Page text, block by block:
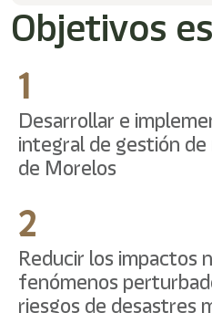
Objetivos
1
Desarrollar e
integral de gestión
de Morelos
2
Reducir los impactos
fenómenos
riesgos de desastres